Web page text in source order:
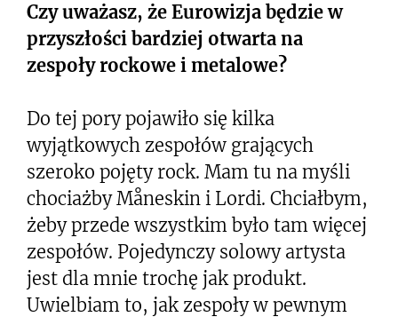
Czy uważasz, że Eurowizja będzie w
przyszłości bardziej otwarta na
zespoły rockowe i metalowe?
Do tej pory pojawiło się kilka
wyjątkowych zespołów grających
szeroko pojęty rock. Mam tu na myśli
chociażby Måneskin i Lordi. Chciałbym,
żeby przede wszystkim było tam więcej
zespołów. Pojedynczy solowy artysta
jest dla mnie trochę jak produkt.
Uwielbiam to, jak zespoły w pewnym